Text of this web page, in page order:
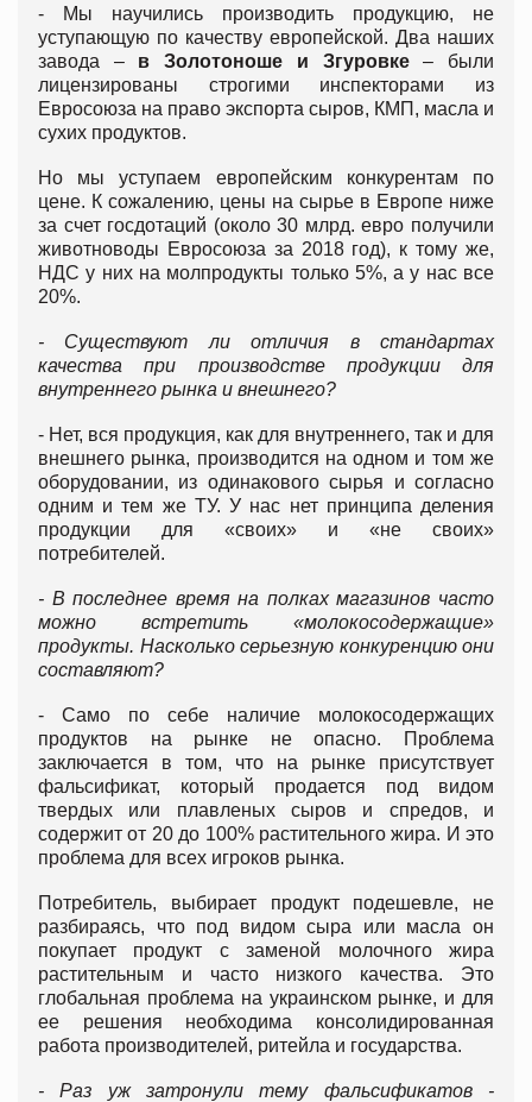
- Мы научились производить продукцию, не
уступающую по качеству европейской. Два наших
завода –в Золотоноше и Згуровке– были
лицензированы строгими инспекторами из
Евросоюза на право экспорта сыров, КМП, масла и
сухих продуктов.
Но мы уступаем европейским конкурентам по
цене. К сожалению, цены на сырье в Европе ниже
за счет госдотаций (около 30 млрд. евро получили
животноводы Евросоюза за 2018 год), к тому же,
НДС у них на молпродукты только 5%, а у нас все
20%.
- Существуют ли отличия в стандартах
качества при производстве продукции для
внутреннего рынка и внешнего?
- Нет, вся продукция, как для внутреннего, так и для
внешнего рынка, производится на одном и том же
оборудовании, из одинакового сырья и согласно
одним и тем же ТУ. У нас нет принципа деления
продукции для «своих» и «не своих»
потребителей.
- В последнее время на полках магазинов часто
можно встретить «молокосодержащие»
продукты. Насколько серьезную конкуренцию они
составляют?
- Само по себе наличие молокосодержащих
продуктов на рынке не опасно. Проблема
заключается в том, что на рынке присутствует
фальсификат, который продается под видом
твердых или плавленых сыров и спредов, и
содержит от 20 до 100% растительного жира. И это
проблема для всех игроков рынка.
Потребитель, выбирает продукт подешевле, не
разбираясь, что под видом сыра или масла он
покупает продукт с заменой молочного жира
растительным и часто низкого качества. Это
глобальная проблема на украинском рынке, и для
ее решения необходима консолидированная
работа производителей, ритейла и государства.
- Раз уж затронули тему фальсификатов -